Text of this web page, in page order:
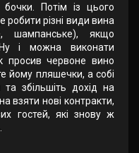
Потім із цього
різні види вина
шампанське), якщо
і можна виконати
просив червоне вино
йому пляшечки, а собі
збільшіть дохід на
взяти нові контракти,
гостей, які знову ж